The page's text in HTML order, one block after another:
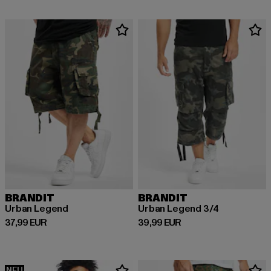
BRANDIT
Urban Legend
37,99 EUR
Derzeitiger Preis: 37,99 EUR
BRANDIT
Urban Legend 3/4
39,99 EUR
Derzeitiger Preis: 39,99 EUR